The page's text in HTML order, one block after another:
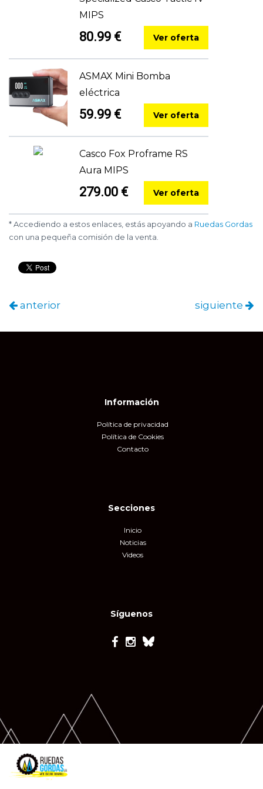
MIPS
80.99 € Ver oferta
ASMAX Mini Bomba
eléctrica
59.99 € Ver oferta
Casco Fox Proframe RS
Aura MIPS
279.00 € Ver oferta
* Accediendo a estos enlaces, estás apoyando a Ruedas Gordas
con una pequeña comisión de la venta.
anterior siguiente
Información
Política de privacidad
Política de Cookies
Contacto
Síguenos
Secciones
Inicio
Noticias
Videos